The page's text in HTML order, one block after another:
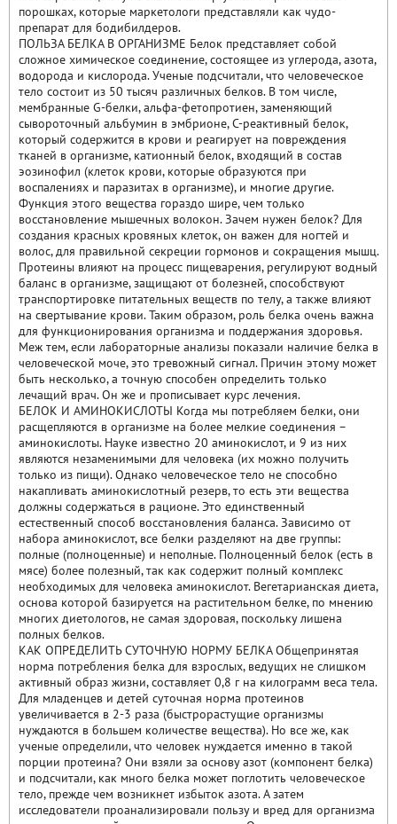
порошках, которые маркетологи представляли как чудо-
препарат для бодибилдеров.
ПОЛЬЗА БЕЛКА В ОРГАНИЗМЕ Белок представляет собой
сложное химическое соединение, состоящее из углерода, азота,
водорода и кислорода. Ученые подсчитали, что человеческое
тело состоит из 50 тысяч различных белков. В том числе,
мембранные G-белки, альфа-фетопротиен, заменяющий
сывороточный альбумин в эмбрионе, C-реактивный белок,
который содержится в крови и реагирует на повреждения
тканей в организме, катионный белок, входящий в состав
эозинофил (клеток крови, которые образуются при
воспалениях и паразитах в организме), и многие другие.
Функция этого вещества гораздо шире, чем только
восстановление мышечных волокон. Зачем нужен белок? Для
создания красных кровяных клеток, он важен для ногтей и
волос, для правильной секреции гормонов и сокращения мышц.
Протеины влияют на процесс пищеварения, регулируют водный
баланс в организме, защищают от болезней, способствуют
транспортировке питательных веществ по телу, а также влияют
на свертывание крови. Таким образом, роль белка очень важна
для функционирования организма и поддержания здоровья.
Меж тем, если лабораторные анализы показали наличие белка в
человеческой моче, это тревожный сигнал. Причин этому может
быть несколько, а точную способен определить только
лечащий врач. Он же и прописывает курс лечения.
БЕЛОК И АМИНОКИСЛОТЫ Когда мы потребляем белки, они
расщепляются в организме на более мелкие соединения –
аминокислоты. Науке известно 20 аминокислот, и 9 из них
являются незаменимыми для человека (их можно получить
только из пищи). Однако человеческое тело не способно
накапливать аминокислотный резерв, то есть эти вещества
должны содержаться в рационе. Это единственный
естественный способ восстановления баланса. Зависимо от
набора аминокислот, все белки разделяют на две группы:
полные (полноценные) и неполные. Полноценный белок (есть в
мясе) более полезный, так как содержит полный комплекс
необходимых для человека аминокислот. Вегетарианская диета,
основа которой базируется на растительном белке, по мнению
многих диетологов, не самая здоровая, поскольку лишена
полных белков.
КАК ОПРЕДЕЛИТЬ СУТОЧНУЮ НОРМУ БЕЛКА Общепринятая
норма потребления белка для взрослых, ведущих не слишком
активный образ жизни, составляет 0,8 г на килограмм веса тела.
Для младенцев и детей суточная норма протеинов
увеличивается в 2-3 раза (быстрорастущие организмы
нуждаются в большем количестве вещества). Но все же, как
ученые определили, что человек нуждается именно в такой
порции протеина? Они взяли за основу азот (компонент белка)
и подсчитали, как много белка может поглотить человеческое
тело, прежде чем возникнет избыток азота. А затем
исследователи проанализировали пользу и вред для организма